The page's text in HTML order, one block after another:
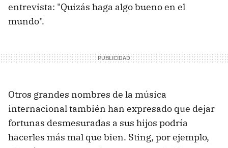
entrevista: "Quizás haga algo bueno en el
mundo".
Otros grandes nombres de la música
internacional también han expresado que dejar
fortunas desmesuradas a sus hijos podría
hacerles más mal que bien. Sting, por ejemplo,